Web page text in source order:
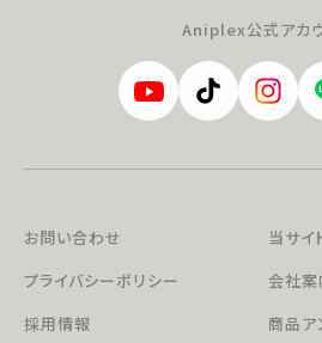
Aniplex公式アカ
お問い合わせ
当サイ
プライバシーポリシー
会社案
採用情報
商品ア